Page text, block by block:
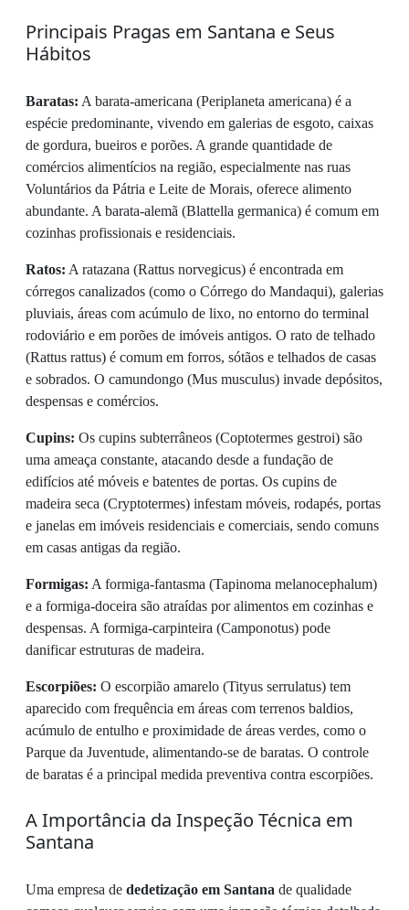
Principais Pragas em Santana e Seus
Hábitos
Baratas: A barata-americana (Periplaneta americana) é a
espécie predominante, vivendo em galerias de esgoto, caixas
de gordura, bueiros e porões. A grande quantidade de
comércios alimentícios na região, especialmente nas ruas
Voluntários da Pátria e Leite de Morais, oferece alimento
abundante. A barata-alemã (Blattella germanica) é comum em
cozinhas profissionais e residenciais.
Ratos: A ratazana (Rattus norvegicus) é encontrada em
córregos canalizados (como o Córrego do Mandaqui), galerias
pluviais, áreas com acúmulo de lixo, no entorno do terminal
rodoviário e em porões de imóveis antigos. O rato de telhado
(Rattus rattus) é comum em forros, sótãos e telhados de casas
e sobrados. O camundongo (Mus musculus) invade depósitos,
despensas e comércios.
Cupins: Os cupins subterrâneos (Coptotermes gestroi) são
uma ameaça constante, atacando desde a fundação de
edifícios até móveis e batentes de portas. Os cupins de
madeira seca (Cryptotermes) infestam móveis, rodapés, portas
e janelas em imóveis residenciais e comerciais, sendo comuns
em casas antigas da região.
Formigas: A formiga-fantasma (Tapinoma melanocephalum)
e a formiga-doceira são atraídas por alimentos em cozinhas e
despensas. A formiga-carpinteira (Camponotus) pode
danificar estruturas de madeira.
Escorpiões: O escorpião amarelo (Tityus serrulatus) tem
aparecido com frequência em áreas com terrenos baldios,
acúmulo de entulho e proximidade de áreas verdes, como o
Parque da Juventude, alimentando-se de baratas. O controle
de baratas é a principal medida preventiva contra escorpiões.
A Importância da Inspeção Técnica em
Santana
Uma empresa de dedetização em Santana de qualidade